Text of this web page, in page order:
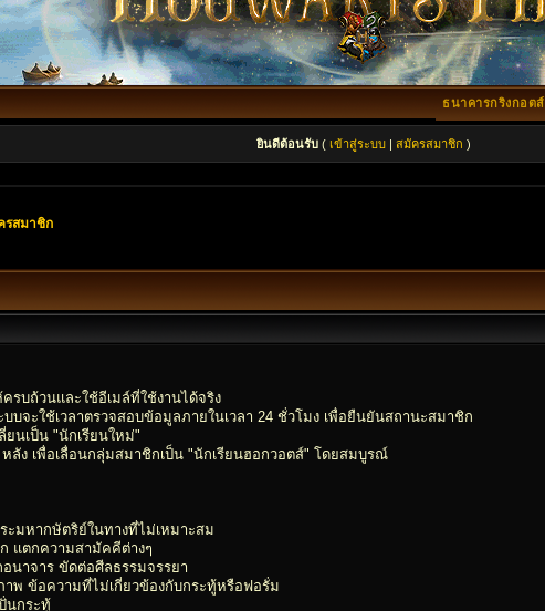
ธนาคารกริงกอตส์
ยินดีต้อนรับ ( เข้าสู่ระบบ | สมัครสมาชิก )
รสมาชิก
รบถ้วนและใช้อีเมล์ที่ใช้งานได้จริง
จะใช้เวลาตรวจสอบข้อมูลภายในเวลา 24 ชั่วโมง เพื่อยืนยันสถานะสมาชิก
นเป็น "นักเรียนใหม่"
ลัง เพื่อเลื่อนกลุ่มสมาชิกเป็น "นักเรียนฮอกวอตส์" โดยสมบูรณ์
ะมหากษัตริย์ในทางที่ไม่เหมาะสม
แตกความสามัคคีต่างๆ
นาจาร ขัดต่อศีลธรรมจรรยา
พ ข้อความที่ไม่เกี่ยวข้องกับกระทู้หรือฟอรั่ม
นกระทู้